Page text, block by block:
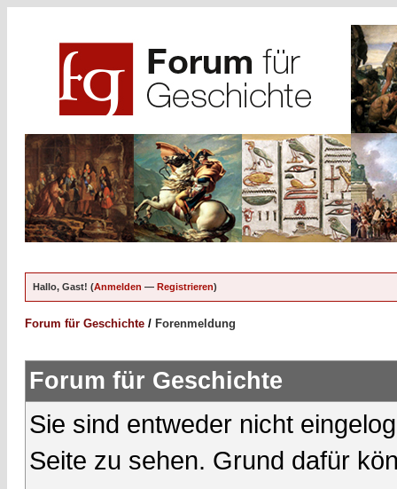
Hallo, Gast! (Anmelden — Registrieren)
Forum für Geschichte / Forenmeldung
Forum für Geschichte
Sie sind entweder nicht
Seite zu sehen. Grund dafür